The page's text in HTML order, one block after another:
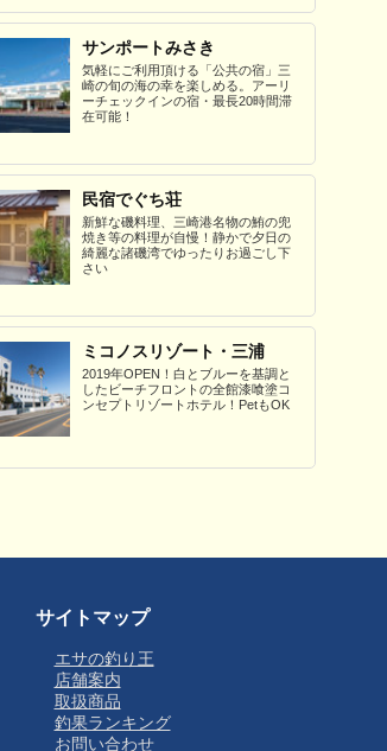
サンポートみさき
気軽にご利用頂ける「公共の宿」三
崎の旬の海の幸を楽しめる。アーリ
ーチェックインの宿・最長20時間滞
在可能！
民宿でぐち荘
新鮮な磯料理、三崎港名物の鮪の兜
焼き等の料理が自慢！静かで夕日の
綺麗な諸磯湾でゆったりお過ごし下
さい
ミコノスリゾート・三浦
2019年OPEN！白とブルーを基調と
したビーチフロントの全館漆喰塗コ
ンセプトリゾートホテル！PetもOK
サイトマップ
エサの釣り王
店舗案内
取扱商品
釣果ランキング
お問い合わせ